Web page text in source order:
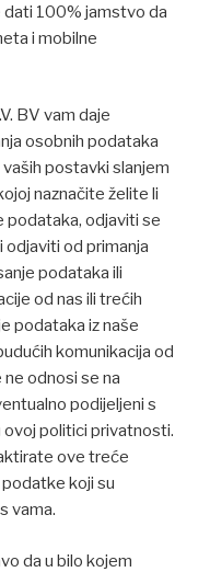
100% jamstvo da
i mobilne
BV vam daje
osobnih podataka
postavki slanjem
naznačite želite li
podataka, odjaviti se
odjaviti od primanja
podataka ili
od nas ili trećih
podataka iz naše
komunikacija od
odnosi se na
podijeljeni s
ovoj politici privatnosti.
ove treće
koji su
vama.
da u bilo kojem